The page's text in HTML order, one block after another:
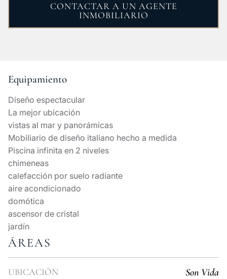
CONTACTAR A UN AGENTE
INMOBILIARIO
Equipamiento
Diseño espectacular
La mejor ubicación
vistas al mar y panorámicas
Mobiliario de diseño italiano hecho a medida
Piscina infinita en 2 niveles
chimeneas
calefacción por suelo radiante
aire acondicionado
domótica
ascensor de cristal
jardín
ÁREAS
UBICACIÓN Son Vida